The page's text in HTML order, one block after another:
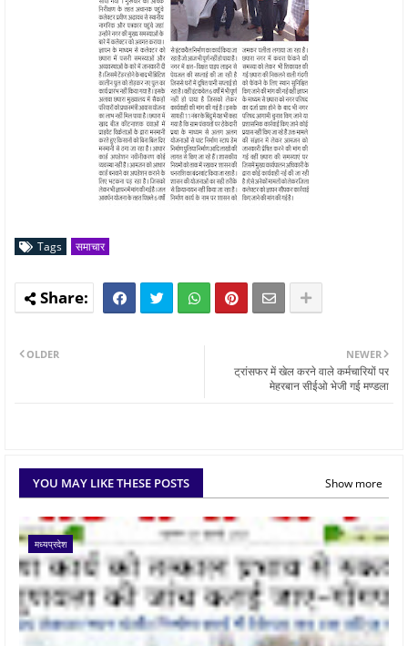
Tags समाचार
NEWER
ट्रांसफर में खेल करने वाले कर्मचारियों पर
मेहरबान सीईओ भेजी गई मण्डला
OLDER
YOU MAY LIKE THESE POSTS Show more
मध्यप्रदेश